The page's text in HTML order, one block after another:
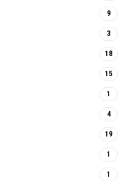
9
3
18
15
1
4
19
1
1